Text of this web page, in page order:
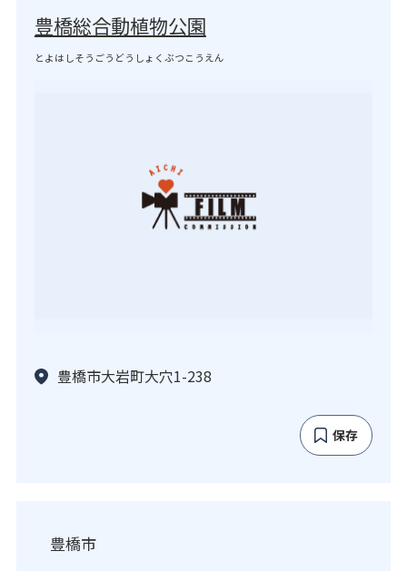
豊橋総合動植物公園
とよはしそうごうどうしょくぶつこうえん
豊橋市大岩町大穴1-238
保存
豊橋市